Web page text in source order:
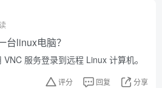
台linux电脑？
服务登录到远程 Linux 计算机。
评分 回复 分享